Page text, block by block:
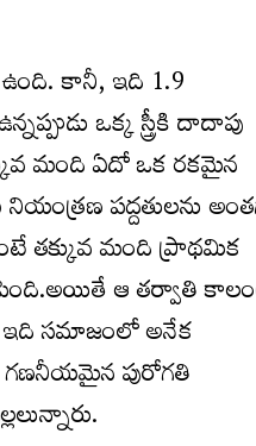
కానీ, ఇది 1.9
ఒక్క స్త్రీకి దాదాపు
మంది ఏదో ఒక రకమైన
పద్దతులను
తక్కువ మంది ప్రాథమిక
ఆ తర్వాతి
ఇది సమాజంలో అనేక
గణనీయమైన పురోగతి